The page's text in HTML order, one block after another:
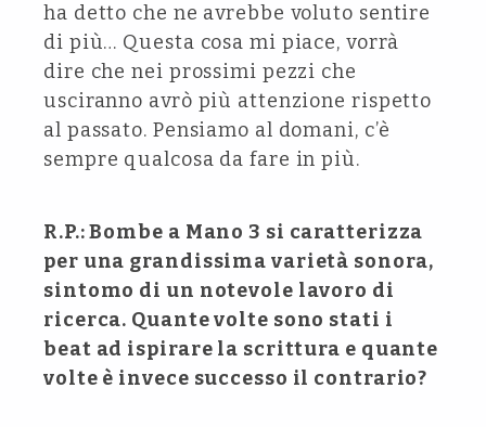
ha detto che ne avrebbe voluto sentire
di più… Questa cosa mi piace, vorrà
dire che nei prossimi pezzi che
usciranno avrò più attenzione rispetto
al passato. Pensiamo al domani, c’è
sempre qualcosa da fare in più.
R.P.: Bombe a Mano 3 si caratterizza
per una grandissima varietà sonora,
sintomo di un notevole lavoro di
ricerca. Quante volte sono stati i
beat ad ispirare la scrittura e quante
volte è invece successo il contrario?